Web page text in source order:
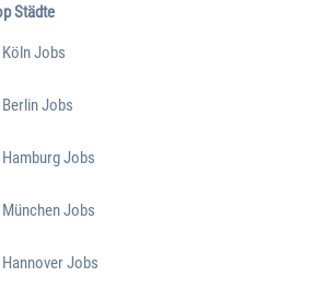
Städte
Köln Jobs
Berlin Jobs
Hamburg Jobs
München Jobs
Hannover Jobs